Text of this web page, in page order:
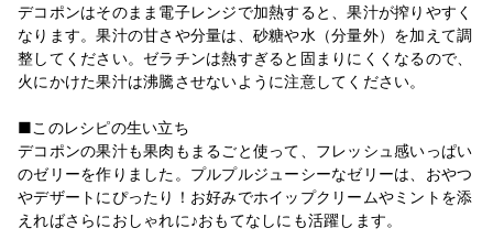
デコポンはそのまま電子レンジで加熱すると、果汁が搾りやすく
なります。果汁の甘さや分量は、砂糖や水（分量外）を加えて調
整してください。ゼラチンは熱すぎると固まりにくくなるので、
火にかけた果汁は沸騰させないように注意してください。
■このレシピの生い立ち
デコポンの果汁も果肉もまるごと使って、フレッシュ感いっぱい
のゼリーを作りました。プルプルジューシーなゼリーは、おやつ
やデザートにぴったり！お好みでホイップクリームやミントを添
えればさらにおしゃれに♪おもてなしにも活躍します。